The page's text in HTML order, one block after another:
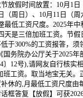
放假时间放置：10月1日
（周日）、10月11日（周
最低工资尺度。2025年中
天是三倍加班工资。节
于300%的工资报答，须
国务院办公厅关于2025年
〕12号),请网友自行核实
班工资。取当地宝无关。
休的,月最低工资尺度由
框答复【放假】可获